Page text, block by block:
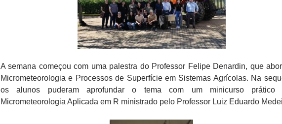
A semana começou com uma palestra do Professor Felipe Denardin, que
Micrometeorologia e Processos de Superfície em Sistemas Agrícolas. Na
os alunos puderam aprofundar o tema com um minicurso prático
Micrometeorologia Aplicada em R ministrado pelo Professor Luiz Eduardo